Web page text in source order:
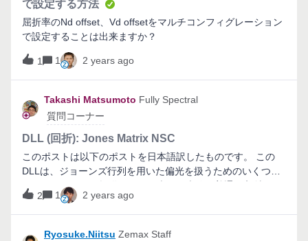
で設定する方法
屈折率のNd offset、Vd offsetをマルチコンフィグレーション
で設定することは出来ますか？
1 1 2 years ago
Takashi Matsumoto Fully Spectral
質問コーナー
DLL (回折): Jones Matrix NSC
このポストは以下のポストを日本語訳したものです。 この
DLLは、ジョーンズ行列を用いた偏光を扱うためのいくつか
の異なるモードを提供します。表面に光線が普通に入射する
場合は、内蔵のオブジェクト "Jones Matrix" と同じデータを
返します。光線が表面に斜めに入射する場合、このDLLはよ
り期待される結果に近い方法で偏光を扱うことができます。
2 1 2 years ago
Ryosuke.Niitsu Zemax Staff